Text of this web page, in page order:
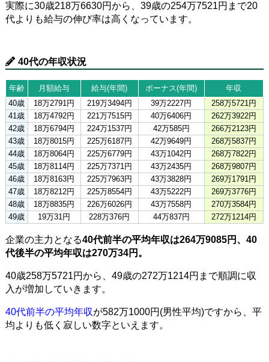
実際に30歳218万6630円から、39歳の254万7521円まで20
代よりも給与の伸び率は高くなっています。
40代の年収状況
年齢 月額給与 給与(年間) ボーナス(年間)
年収
40歳
18万2791円 219万3494円 39万2227円
258万5721円
41歳
18万4792円 221万7515円 40万6406円
262万3922円
42歳
18万6794円 224万1537円 42万585円
266万2123円
43歳
18万8015円 225万6187円 42万9649円
268万5837円
44歳
18万8064円 225万6779円 43万1042円
268万7822円
45歳
18万8114円 225万7371円 43万2435円
268万9807円
46歳
18万8163円 225万7963円 43万3828円
269万1791円
47歳
18万8212円 225万8554円 43万5222円
269万3776円
48歳
18万8835円 226万6026円 43万7558円
270万3584円
49歳
19万31円 228万376円 44万837円 272万1214円
企業の主力となる40代前半の平均年収は264万9085円、40
代後半の平均年収は270万34円。
40歳258万5721円から、49歳の272万1214円まで順調に収
入が増加していきます。
40代前半の平均年収が582万1000円(男性平均)ですから、平
均よりも低く寂しい数字といえます。